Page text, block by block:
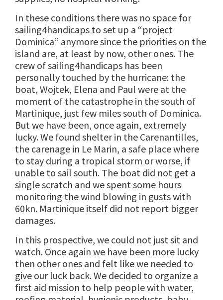
In these conditions there was no space for
sailing4handicaps to set up a “project
Dominica” anymore since the priorities on the
island are, at least by now, other ones. The
crew of sailing4handicaps has been
personally touched by the hurricane: the
boat, Wojtek, Elena and Paul were at the
moment of the catastrophe in the south of
Martinique, just few miles south of Dominica.
But we have been, once again, extremely
lucky. We found shelter in the Carenantilles,
the carenage in Le Marin, a safe place where
to stay during a tropical storm or worse, if
unable to sail south. The boat did not get a
single scratch and we spent some hours
monitoring the wind blowing in gusts with
60kn. Martinique itself did not report bigger
damages.
In this prospective, we could not just sit and
watch. Once again we have been more lucky
then other ones and felt like we needed to
give our luck back. We decided to organize a
first aid mission to help people with water,